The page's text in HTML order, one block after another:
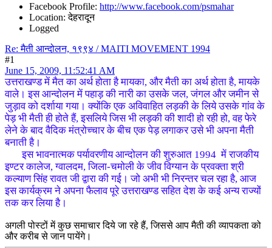
Facebook Profile: http://www.facebook.com/psmahar
Location: देहरादून
Logged
Re: मैती आन्दोलन, १९९४ / MAITI MOVEMENT 1994
#1
June 15, 2009, 11:52:41 AM
उत्तराखण्ड में मैत का अर्थ होता है मायका, और मैती का अर्थ होता है, मायके
वाले। इस आन्दोलन में पहाड़ की नारी का उसके जल, जंगल और जमीन से
जुड़ाव को दर्शाया गया। क्योंकि एक अविवाहित लड़की के लिये उसके गांव के
पेड़ भी मैती ही होते हैं, इसलिये जिस भी लड़की की शादी हो रही हो, वह फेरे
लेने के बाद वैदिक मंत्रोच्चार के बीच एक पेड़ लगाकर उसे भी अपना मैती
बनाती है।
इस भावनात्मक पर्यावरणीय आन्दोलन की शुरुआत 1994 में राजकीय
इण्टर कालेज, ग्वालदम, जिला-चमोली के जीव विग्यान के प्रवक्ता श्री
कल्याण सिंह रावत जी द्वारा की गई। जो अभी भी निरन्तर चल रहा है, आज
इस कार्यक्रम ने अपना फैलाव पूरे उत्तराखण्ड सहित देश के कई अन्य राज्यों
तक कर लिया है।
अगली पोस्टों में कुछ समाचार दिये जा रहे हैं, जिससे आप मैती की व्यापकता को
और करीब से जान पायेंगे।